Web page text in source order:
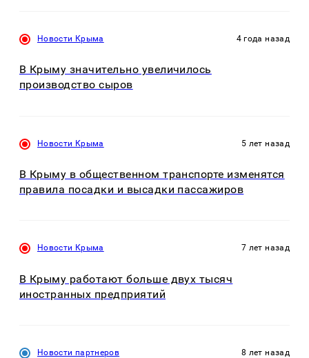
Новости Крыма 4 года назад
В Крыму значительно увеличилось
производство сыров
Новости Крыма 5 лет назад
В Крыму в общественном транспорте изменятся
правила посадки и высадки пассажиров
Новости Крыма 7 лет назад
В Крыму работают больше двух тысяч
иностранных предприятий
Новости партнеров 8 лет назад